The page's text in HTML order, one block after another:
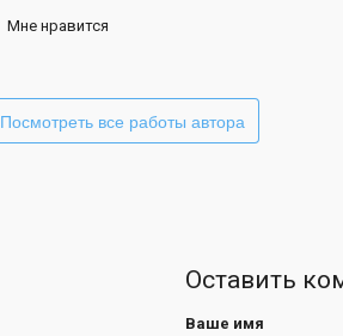
Мне нравится
Посмотреть все работы автора
Оставить
Ваше имя